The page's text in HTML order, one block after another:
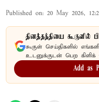
Published on: 20 May 2026,
தினத்தந்தியை கூகுளில்
கூகுள் செய்திகளில்
உடனுக்குடன் பெற கிளிக்
Add as